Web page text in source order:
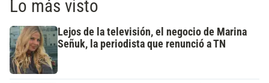
Lo más visto
Lejos de la televisión, el negocio de Marina
Señuk, la periodista que renunció a TN